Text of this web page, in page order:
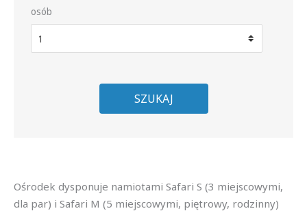
osób
SZUKAJ
Ośrodek dysponuje namiotami Safari S (3 miejscowymi,
dla par) i Safari M (5 miejscowymi, piętrowy, rodzinny)